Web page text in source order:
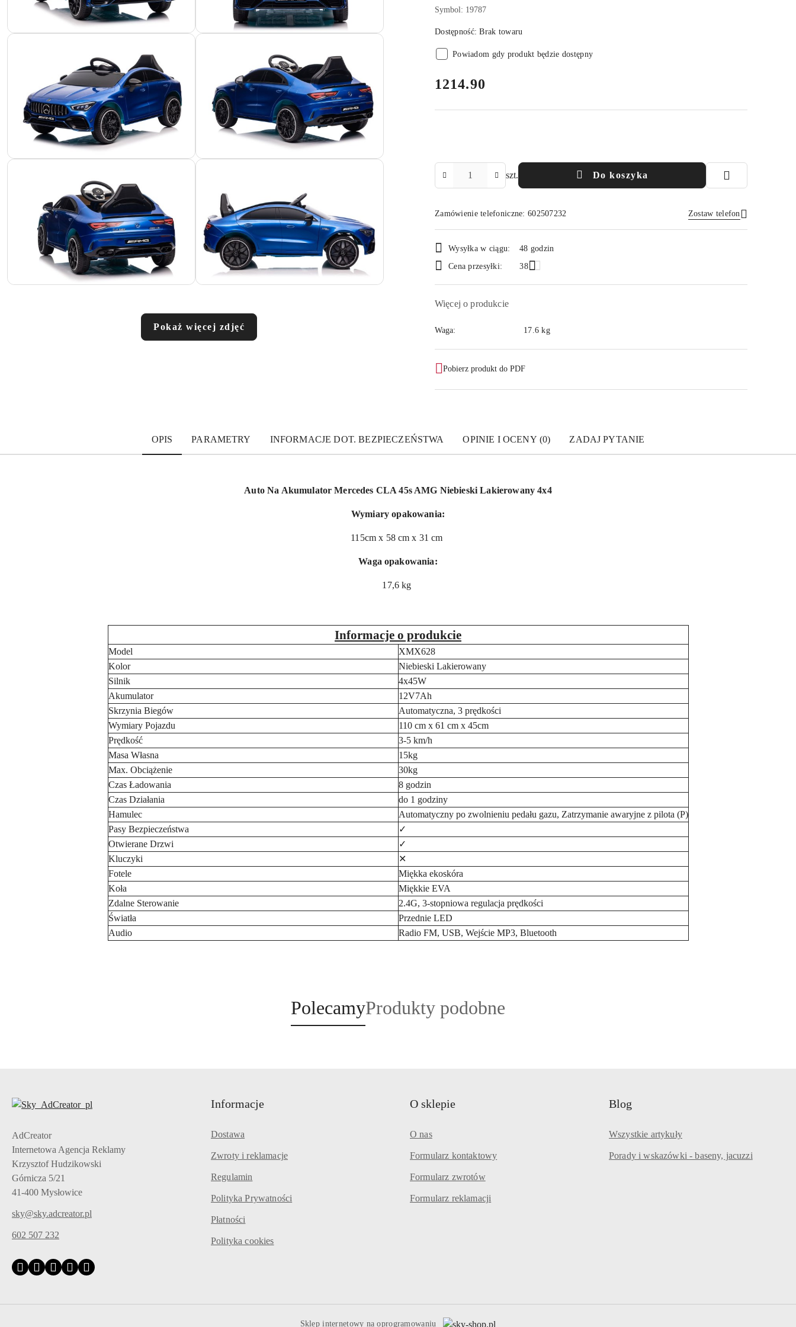
Pokaż więcej zdjęć
Symbol: 19787
Dostępność:Brak towaru
Powiadom gdy produkt będzie dostępny
cena:
1214.90
szt. Do koszyka
Zamówienie telefoniczne: 602507232 Zostaw telefon
Wyślij
Dostępność
i
Wysyłka w ciągu:
48 godzin
Cena przesyłki:
38
Więcej o produkcie
Waga: 17.6 kg
Pobierz produkt do PDF
OPIS PARAMETRY INFORMACJE DOT. BEZPIECZEŃSTWA OPINIE I OCENY (0) ZADAJ PYTANIE
Auto Na Akumulator Mercedes CLA 45s AMG Niebieski Lakierowany 4x4
Wymiary opakowania:
115cm x 58 cm x 31 cm
Waga opakowania:
17,6 kg
Informacje o produkcie
Model
XMX628
Kolor
Niebieski Lakierowany
Silnik
4x45W
Akumulator
12V7Ah
Skrzynia Biegów
Automatyczna, 3 prędkości
Wymiary Pojazdu
110 cm x 61 cm x 45cm
Prędkość
3-5 km/h
Masa Własna
15kg
Max. Obciążenie
30kg
Czas Ładowania
8 godzin
Czas Działania
do 1 godziny
Hamulec
Automatyczny po zwolnieniu pedału gazu, Zatrzymanie awaryjne z pilota (P)
Pasy Bezpieczeństwa
✓
Otwierane Drzwi
✓
Kluczyki
✕
Fotele
Miękka ekoskóra
Koła
Miękkie EVA
Zdalne Sterowanie
2.4G, 3-stopniowa regulacja prędkości
Światła
Przednie LED
Audio
Radio FM, USB, Wejście MP3, Bluetooth
Produkty
o
PolecamyProdukty
o
Produkty podobne
AdCreator
Internetowa Agencja Reklamy
Krzysztof Hudzikowski
Górnicza 5/21
41-400 Mysłowice
sky@sky.adcreator.pl
602 507 232
Informacje
Dostawa
Zwroty i reklamacje
Regulamin
Polityka Prywatności
Płatności
Polityka cookies
O sklepie
O nas
Formularz kontaktowy
Formularz zwrotów
Formularz reklamacji
Blog
Wszystkie artykuły
Porady i wskazówki - baseny, jacuzzi
Sklep internetowy na oprogramowaniu